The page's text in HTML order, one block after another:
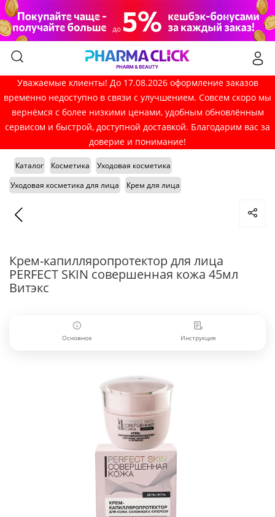
Уважаемые клиенты! До 17.08.2026 оформление заказов
временно недоступно в связи с улучшением. Совсем скоро мы
вернёмся с более низкими ценами, удобным обновлённым
сервисом и быстрой, доступной доставкой. Благодарим вас за
доверие и понимание!
Каталог Косметика
Уходовая косметика
Уходовая косметика для лица
Крем для лица
Крем-капилляропротектор для лица
PERFECT SKIN совершенная кожа 45мл
Витэкс
Основное Инструкция